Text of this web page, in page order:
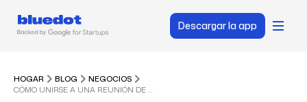
Descargar la app
HOGAR BLOG
NEGOCIOS
CÓMO UNIRSE A UNA REUNIÓN DE WEBEX: PASOS FÁCILES